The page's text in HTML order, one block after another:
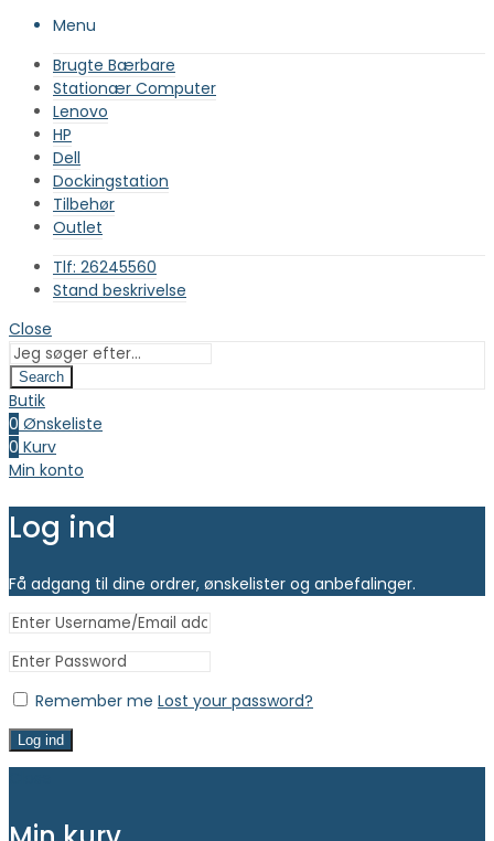
Menu
Brugte Bærbare
Stationær Computer
Lenovo
HP
Dell
Dockingstation
Tilbehør
Outlet
Tlf: 26245560
Stand beskrivelse
Close
Search
Butik
0 Ønskeliste
0 Kurv
Min konto
Log ind
Få adgang til dine ordrer, ønskelister og anbefalinger.
Remember me Lost your password?
Log ind